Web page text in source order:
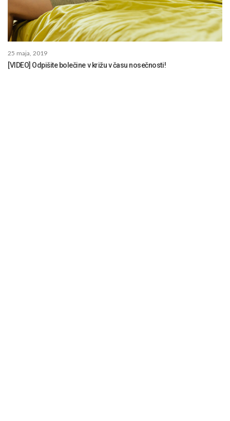
25 maja, 2019
[VIDEO] Odpišite bolečine v križu v času nosečnosti!